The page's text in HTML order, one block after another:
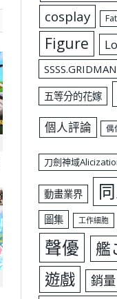
cosplay
Figure
SSSS.GRIDMAN
五等分的花嫁
個人評論 偶
刀劍神域
動畫業界
圖集 工作細胞
聲優 艦
遊戲 銷量